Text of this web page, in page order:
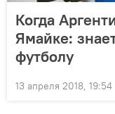
Когда
Ямайке:
футболу
13 апреля 2018, 19:54